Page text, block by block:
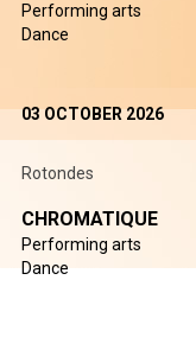
Performing arts
Dance
03 OCTOBER 2026
Rotondes
CHROMATIQUE
Performing arts
Dance